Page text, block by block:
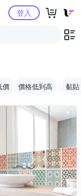
中心登入
價 價格低到高 黏貼